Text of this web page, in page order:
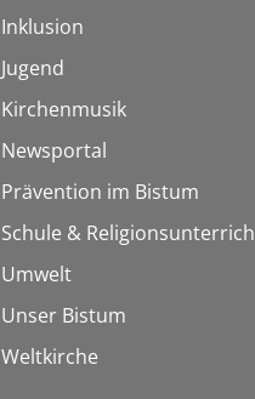
Inklusion
Jugend
Kirchenmusik
Newsportal
Prävention im Bistum
Schule &
Umwelt
Unser Bistum
Weltkirche